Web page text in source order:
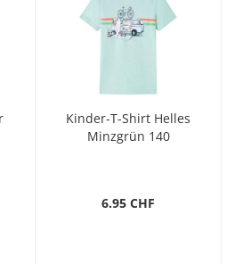
Kinder-T-Shirt Helles
Minzgrün 140
6.95 CHF